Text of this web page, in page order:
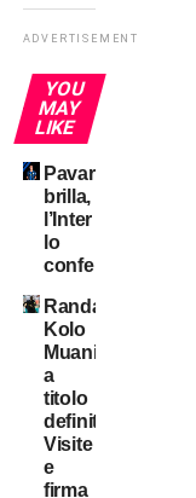
ADVERTISEMENT
YOU
MAY
LIKE
Pavard
brilla,
l’Inter
lo
conferma?
Randal
Kolo
Muani:
a
titolo
definitivo!
Visite
e
firma